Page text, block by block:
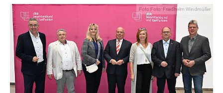
Foto:Foto: Friedhelm Windmüller